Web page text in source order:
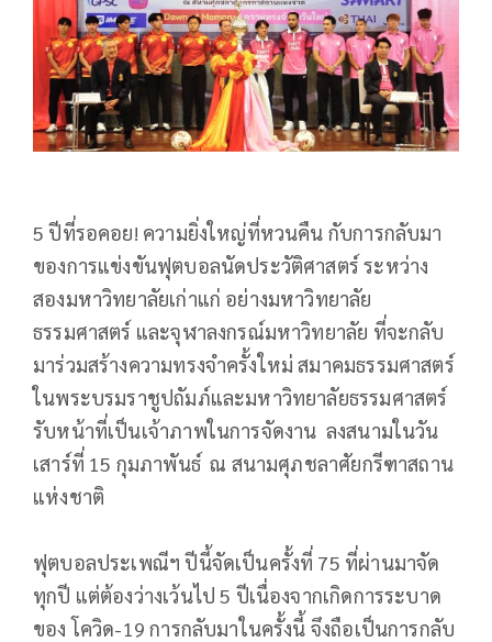
5 ปีที่รอคอย! ความยิ่งใหญ่ที่หวนคืน กับการกลับมา
ของการแข่งขันฟุตบอลนัดประวัติศาสตร์ ระหว่าง
สองมหาวิทยาลัยเก่าแก่ อย่างมหาวิทยาลัย
ธรรมศาสตร์ และจุฬาลงกรณ์มหาวิทยาลัย ที่จะกลับ
มาร่วมสร้างความทรงจำครั้งใหม่ สมาคมธรรมศาสตร์
ในพระบรมราชูปถัมภ์และมหาวิทยาลัยธรรมศาสตร์
รับหน้าที่เป็นเจ้าภาพในการจัดงาน ลงสนามในวัน
เสาร์ที่ 15 กุมภาพันธ์ ณ สนามศุภชลาศัยกรีฑาสถาน
แห่งชาติ
ฟุตบอลประเพณีฯ ปีนี้จัดเป็นครั้งที่ 75 ที่ผ่านมาจัด
ทุกปี แต่ต้องว่างเว้นไป 5 ปีเนื่องจากเกิดการระบาด
ของ โควิด-19 การกลับมาในครั้งนี้ จึงถือเป็นการกลับ